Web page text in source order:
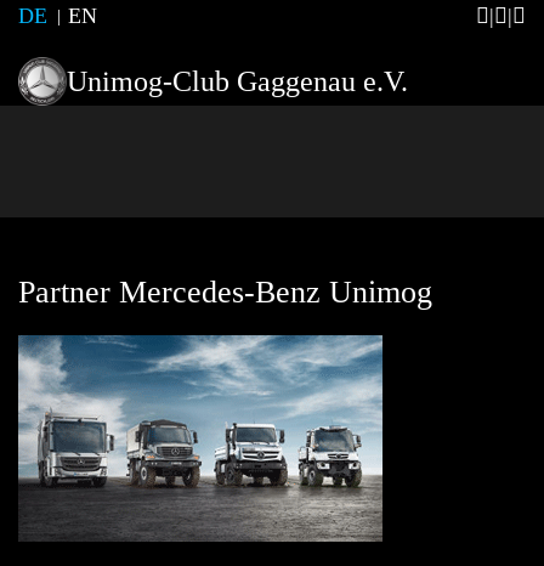
DE EN
Unimog-Club Gaggenau e.V.
Partner Mercedes-Benz Unimog